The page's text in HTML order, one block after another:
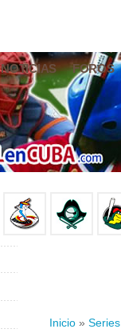
NOTICIAS FOROS
Inicio » Series